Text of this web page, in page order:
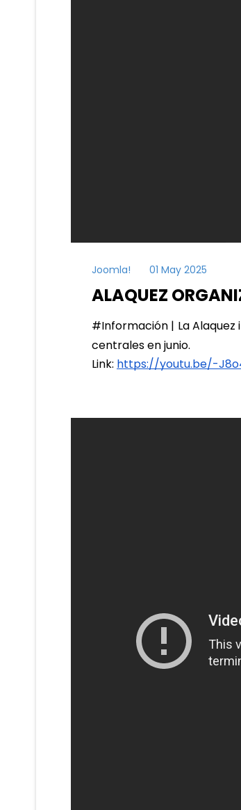
Joomla! 01 May 2025
ALAQUEZ
#Información | La
centrales en junio.
Link: https://youtu.be/-